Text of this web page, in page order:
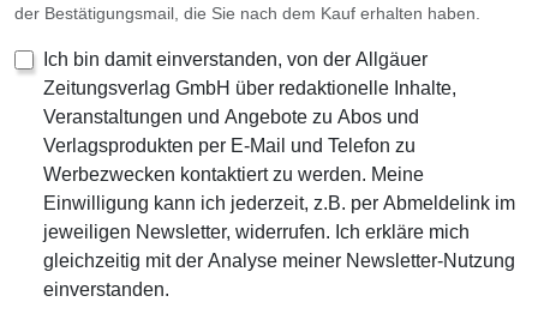
der Bestätigungsmail, die Sie nach dem Kauf erhalten haben.
Ich bin damit einverstanden, von der Allgäuer
Zeitungsverlag GmbH über redaktionelle Inhalte,
Veranstaltungen und Angebote zu Abos und
Verlagsprodukten per E-Mail und Telefon zu
Werbezwecken kontaktiert zu werden. Meine
Einwilligung kann ich jederzeit, z.B. per Abmeldelink im
jeweiligen Newsletter, widerrufen. Ich erkläre mich
gleichzeitig mit der Analyse meiner Newsletter-Nutzung
einverstanden.